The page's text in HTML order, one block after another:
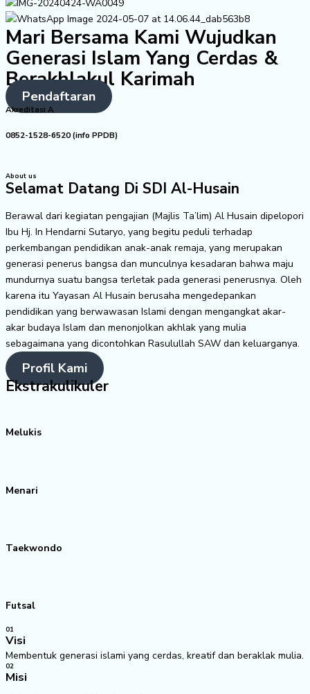
Mari Bersama Kami Wujudkan
Generasi Islam Yang Cerdas &
Berakhlakul Karimah
Pendaftaran
Akreditasi A
0852-1528-6520 (info PPDB)
About us
Selamat Datang Di SDI Al-Husain
Berawal dari kegiatan pengajian (Majlis Ta’lim) Al Husain dipelopori
Ibu Hj. In Hendarni Sutaryo, yang begitu peduli terhadap
perkembangan pendidikan anak-anak remaja, yang merupakan
generasi penerus bangsa dan munculnya kesadaran bahwa maju
mundurnya suatu bangsa terletak pada generasi penerusnya. Oleh
karena itu Yayasan Al Husain berusaha mengedepankan
pendidikan yang berwawasan Islami dengan mengangkat akar-
akar budaya Islam dan menonjolkan akhlak yang mulia
sebagaimana yang dicontohkan Rasulullah SAW dan keluarganya.
Profil Kami
Ekstrakulikuler
Melukis
Menari
Taekwondo
Futsal
01
Visi
Membentuk generasi islami yang cerdas, kreatif dan beraklak mulia.
02
Misi